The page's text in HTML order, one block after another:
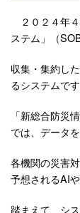
２０２４年
ステム」（
収集・集約し
るシステムです
「新総合防災
では、データ
各機関の災害
予想されるAI
踏まえて、シ